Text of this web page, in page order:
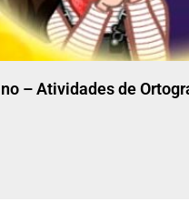
– Atividades de